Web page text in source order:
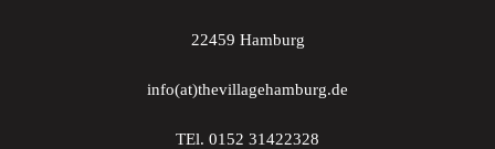
22459 Hamburg
info(at)thevillagehamburg.de
TEl. 0152 31422328